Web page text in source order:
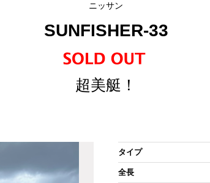
ニッサン
SUNFISHER-33
超美艇！
タイプ
全長